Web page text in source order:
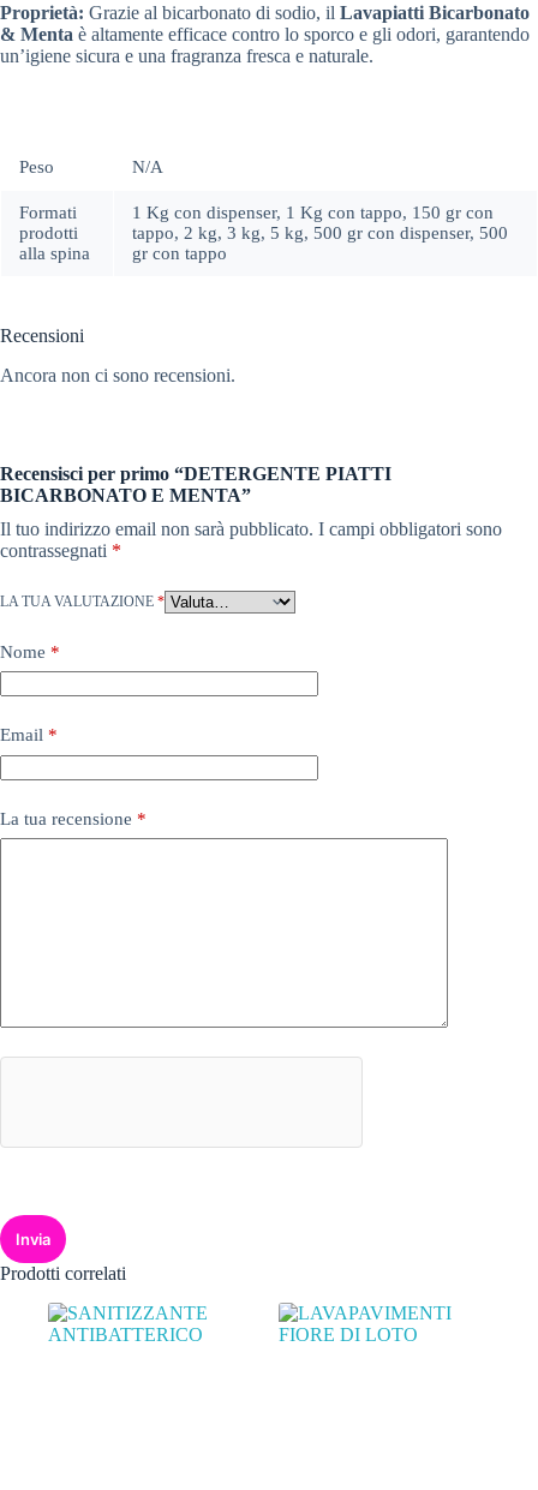
Proprietà: Grazie al bicarbonato di sodio, il Lavapiatti Bicarbonato
& Menta è altamente efficace contro lo sporco e gli odori, garantendo
un’igiene sicura e una fragranza fresca e naturale.
Peso N/A
Formati
prodotti
alla spina
1 Kg con dispenser, 1 Kg con tappo, 150 gr con
tappo, 2 kg, 3 kg, 5 kg, 500 gr con dispenser, 500
gr con tappo
Recensioni
Ancora non ci sono recensioni.
Recensisci per primo “DETERGENTE PIATTI
BICARBONATO E MENTA”
Il tuo indirizzo email non sarà pubblicato. I campi obbligatori sono
contrassegnati *
LA TUA VALUTAZIONE *
Nome *
Email *
La tua recensione *
Invia
Prodotti correlati